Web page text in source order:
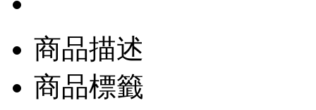
商品描述
商品標籤